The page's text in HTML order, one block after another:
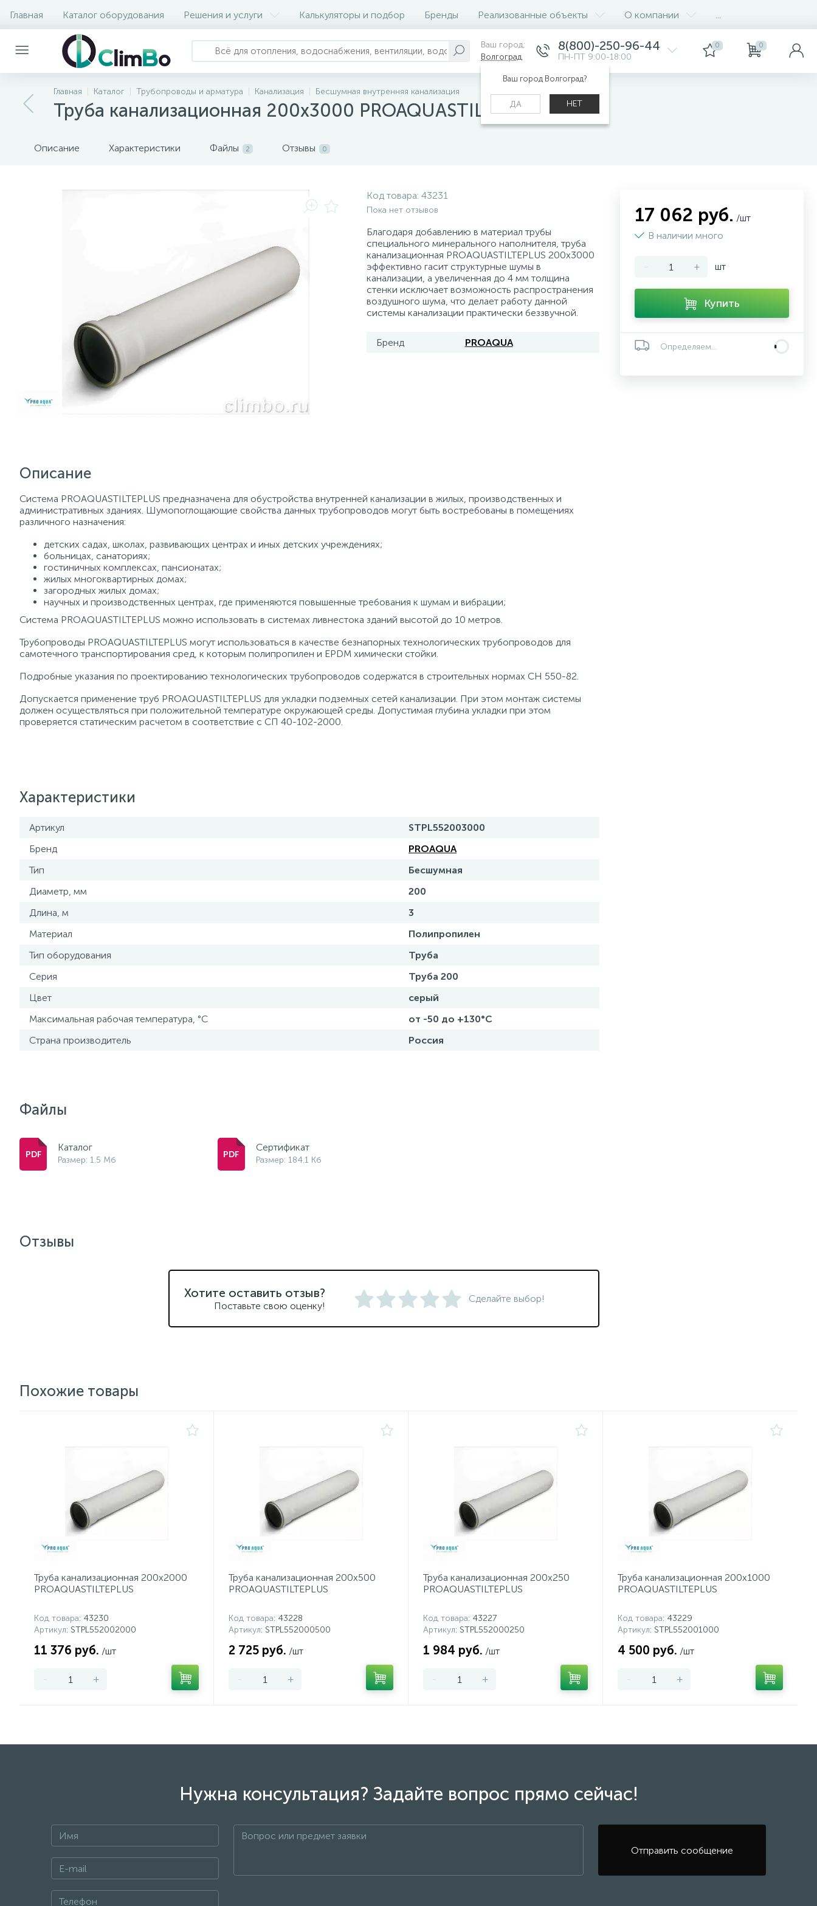
Главная Каталог оборудования Решения и услуги Калькуляторы и подбор Бренды Реализованные объекты О компании
Ваш город:
Волгоград
Ваш город Волгоград?
ДА НЕТ
8(800)-250-96-44
ПН-ПТ 9:00-18:00
0 0
Главная Каталог Трубопроводы и арматура Канализация Бесшумная внутренняя канализация
Труба канализационная 200x3000 PROAQUASTILTEPLUS
Описание Характеристики Файлы 2 Отзывы 0
Код товара: 43231
Пока нет отзывов
Благодаря добавлению в материал трубы
специального минерального наполнителя, труба
канализационная PROAQUASTILTEPLUS 200x3000
эффективно гасит структурные шумы в
канализации, а увеличенная до 4 мм толщина
стенки исключает возможность распространения
воздушного шума, что делает работу данной
системы канализации практически беззвучной.
Бренд PROAQUA
Описание
Система PROAQUASTILTEPLUS предназначена для обустройства внутренней канализации в жилых, производственных и
административных зданиях. Шумопоглощающие свойства данных трубопроводов могут быть востребованы в помещениях
различного назначения:
детских садах, школах, развивающих центрах и иных детских учреждениях;
больницах, санаториях;
гостиничных комплексах, пансионатах;
жилых многоквартирных домах;
загородных жилых домах;
научных и производственных центрах, где применяются повышенные требования к шумам и вибрации;
Система PROAQUASTILTEPLUS можно использовать в системах ливнестока зданий высотой до 10 метров.
Трубопроводы PROAQUASTILTEPLUS могут использоваться в качестве безнапорных технологических трубопроводов для
самотечного транспортирования сред, к которым полипропилен и EPDM химически стойки.
Подробные указания по проектированию технологических трубопроводов содержатся в строительных нормах СН 550-82.
Допускается применение труб PROAQUASTILTEPLUS для укладки подземных сетей канализации. При этом монтаж системы
должен осуществляться при положительной температуре окружающей среды. Допустимая глубина укладки при этом
проверяется статическим расчетом в соответствие с СП 40-102-2000.
Характеристики
Артикул
STPL552003000
Бренд
PROAQUA
Тип
Бесшумная
Диаметр, мм
200
Длина, м
3
Материал
Полипропилен
Тип оборудования
Труба
Серия
Труба 200
Цвет
серый
Максимальная рабочая температура, °С
от -50 до +130°С
Страна производитель
Россия
Файлы
Каталог
Размер: 1.5 Мб
Сертификат
Размер: 184.1 Кб
17 062 руб. /шт
В наличии много
- + шт
Купить
Определяем...
Отзывы
Хотите оставить отзыв?
Поставьте свою оценку!
Сделайте выбор!
Похожие товары
Труба канализационная 200x2000
PROAQUASTILTEPLUS
Код товара: 43230
Артикул: STPL552002000
11 376 руб. /шт
- +
Труба канализационная 200x500
PROAQUASTILTEPLUS
Код товара: 43228
Артикул: STPL552000500
2 725 руб. /шт
- +
Труба канализационная 200x250
PROAQUASTILTEPLUS
Код товара: 43227
Артикул: STPL552000250
1 984 руб. /шт
- +
Труба канализационная 200x1000
PROAQUASTILTEPLUS
Код товара: 43229
Артикул: STPL552001000
4 500 руб. /шт
- +
Нужна консультация? Задайте вопрос прямо сейчас!
Отправить сообщение